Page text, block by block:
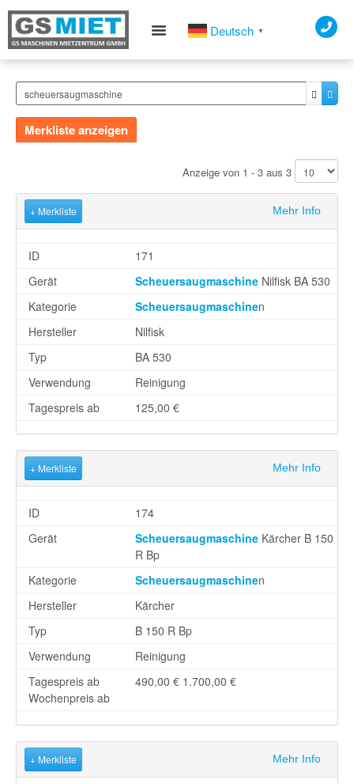
Deutsch ▼
Merkliste anzeigen
Anzeige von 1 - 3 aus 3
+ Merkliste Mehr Info
ID
171
Gerät
Scheuersaugmaschine Nilfisk BA 530
Kategorie
Scheuersaugmaschinen
Hersteller
Nilfisk
Typ
BA 530
Verwendung
Reinigung
Tagespreis ab
125,00 €
+ Merkliste Mehr Info
ID
174
Gerät
Scheuersaugmaschine Kärcher B 150
R Bp
Kategorie
Scheuersaugmaschinen
Hersteller
Kärcher
Typ
B 150 R Bp
Verwendung
Reinigung
Tagespreis ab
Wochenpreis ab
490,00 € 1.700,00 €
+ Merkliste Mehr Info